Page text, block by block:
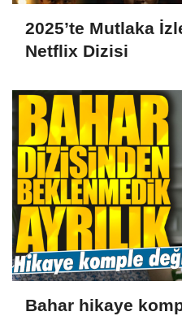
2025’te Mutlaka
Netflix Dizisi
Bahar hikaye